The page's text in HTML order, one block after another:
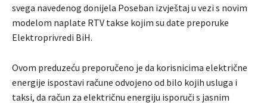
svega navedenog donijela Poseban izvještaj u vezi s novim
modelom naplate RTV takse kojim su date preporuke
Elektroprivredi BiH.
Ovom preduzeću preporučeno je da korisnicima električne
energije ispostavi račune odvojeno od bilo kojih usluga i
taksi, da račun za električnu energiju isporuči s jasnim